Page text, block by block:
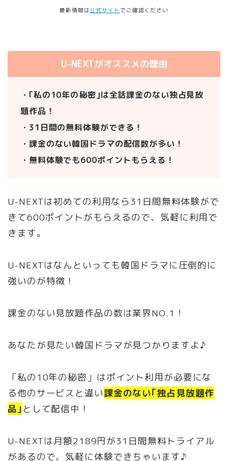
最新情報は公式サイト でご確認ください
U-NEXTがオススメの理由
・｢私の10年の秘密｣は全話課金のない独占見放
題作品！
・31日間の無料体験ができる！
・課金のない韓国ドラマの配信数が多い！
・無料体験でも600ポイントもらえる！
U-NEXTは初めての利用なら31日間無料体験がで
きて600ポイントがもらえるので、気軽に利用で
きます。
U-NEXTはなんといっても韓国ドラマに圧倒的に
強いのが特徴！
課金のない見放題作品の数は業界NO.1！
あなたが見たい韓国ドラマが見つかりますよ♪
「私の10年の秘密」はポイント利用が必要にな
る他のサービスと違い課金のない｢独占見放題作
品｣として配信中！
U-NEXTは月額2189円が31日間無料トライアル
があるので、気軽に体験できちゃいます♪